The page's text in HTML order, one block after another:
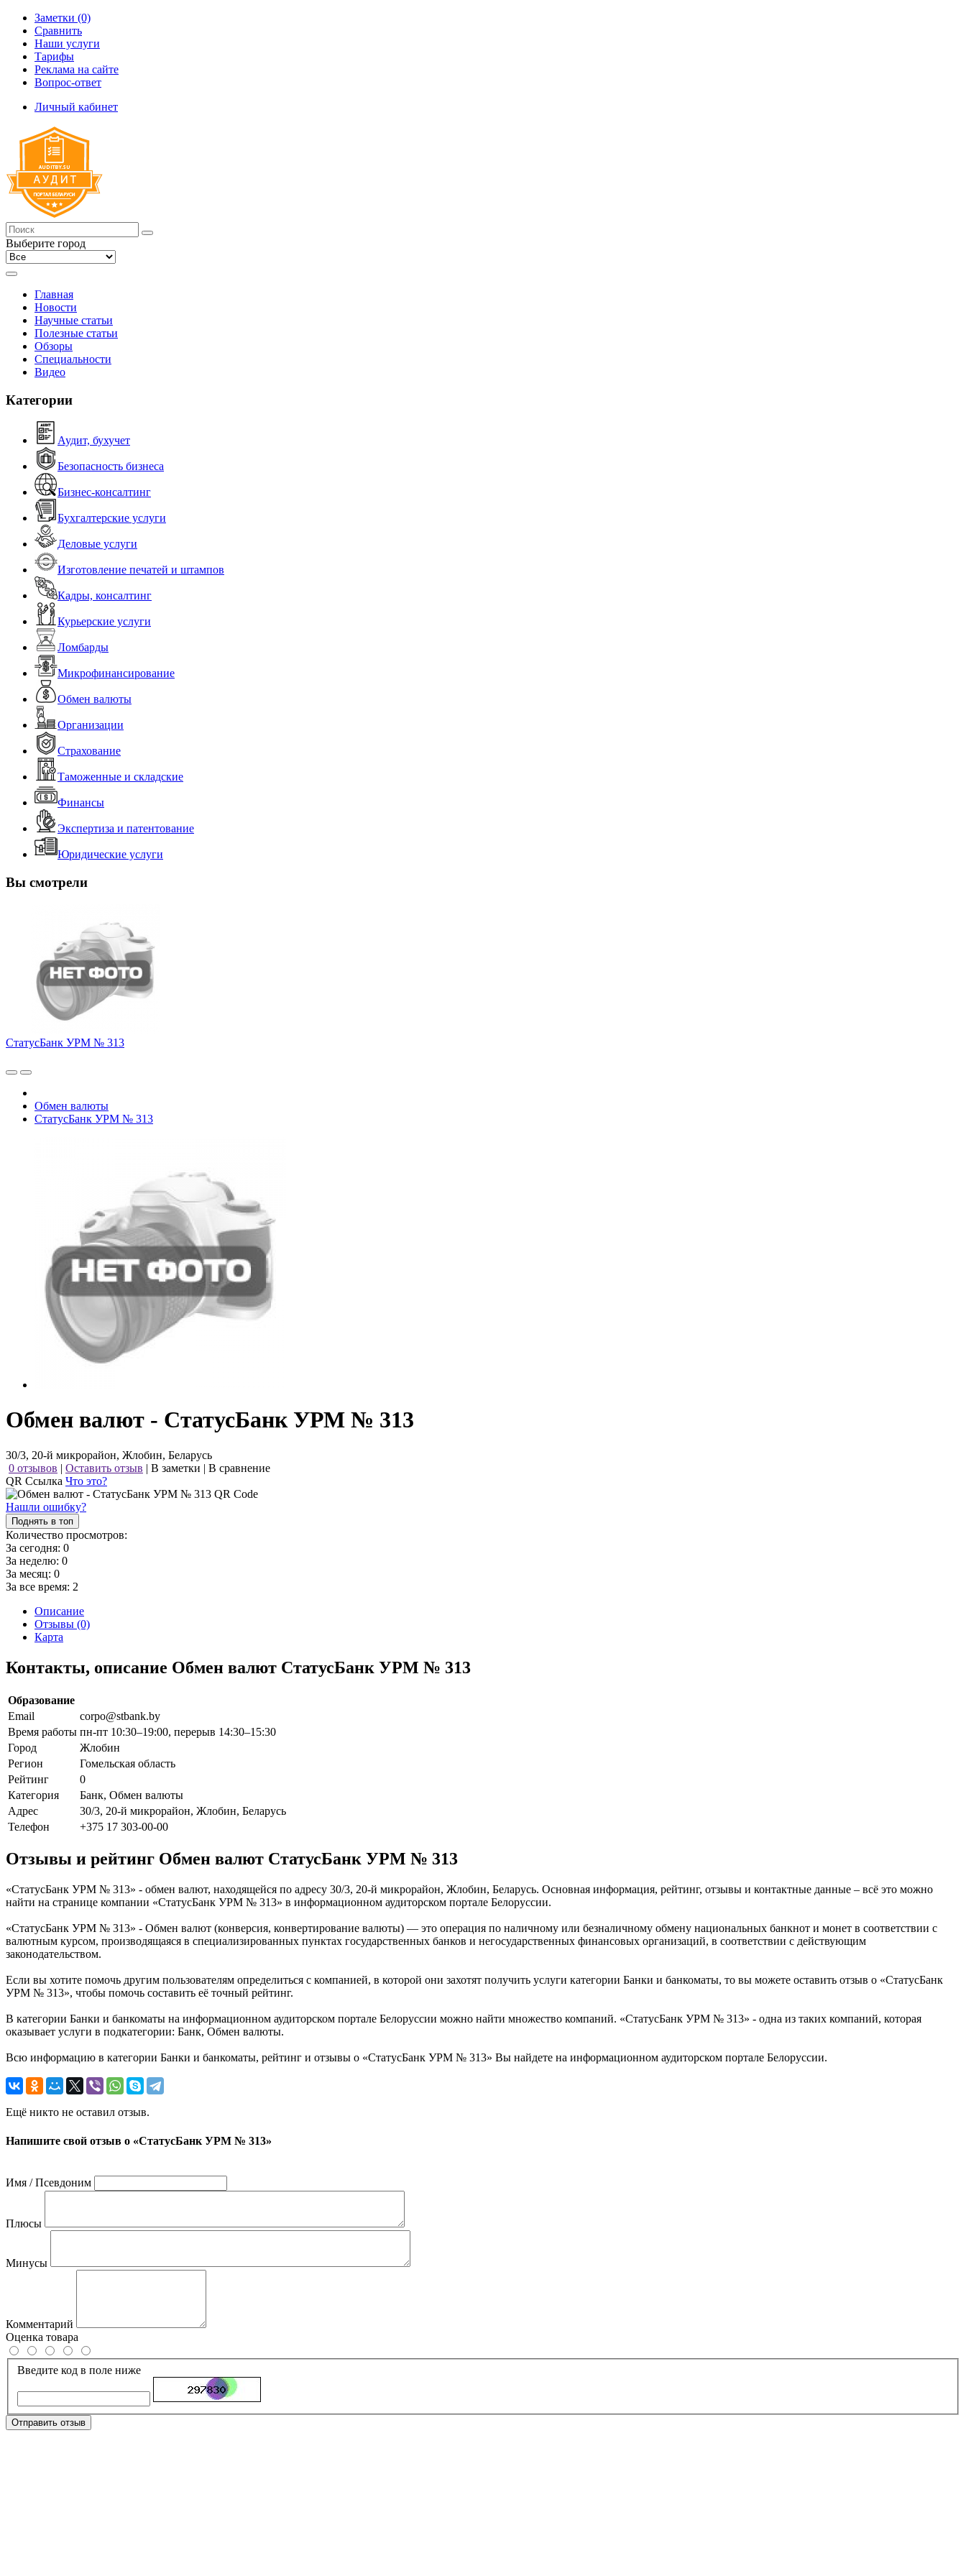
Заметки (0)
Сравнить
Наши услуги
Тарифы
Реклама на сайте
Вопрос-ответ
Личный кабинет
Выберите город
Главная
Новости
Научные статьи
Полезные статьи
Обзоры
Специальности
Видео
Категории
Аудит, бухучет
Безопасность бизнеса
Бизнес-консалтинг
Бухгалтерские услуги
Деловые услуги
Изготовление печатей и штампов
Кадры, консалтинг
Курьерские услуги
Ломбарды
Микрофинансирование
Обмен валюты
Организации
Страхование
Таможенные и складские
Финансы
Экспертиза и патентование
Юридические услуги
Вы смотрели
СтатусБанк УРМ № 313
Обмен валюты
СтатусБанк УРМ № 313
Обмен валют - СтатусБанк УРМ № 313
30/3, 20-й микрорайон, Жлобин, Беларусь
0 отзывов | Оставить отзыв | В заметки | В сравнение
QR Ссылка Что это?
Нашли ошибку?
Поднять в топ
Количество просмотров:
За сегодня: 0
За неделю: 0
За месяц: 0
За все время: 2
Описание
Отзывы (0)
Карта
Контакты, описание Обмен валют СтатусБанк УРМ № 313
Образование
Email
corpo@stbank.by
Время работы пн-пт 10:30–19:00, перерыв 14:30–15:30
Город
Жлобин
Регион
Гомельская область
Рейтинг
0
Категория
Банк, Обмен валюты
Адрес
30/3, 20-й микрорайон, Жлобин, Беларусь
Телефон
+375 17 303-00-00
Отзывы и рейтинг Обмен валют СтатусБанк УРМ № 313
«СтатусБанк УРМ № 313» - обмен валют, находящейся по адресу 30/3, 20-й микрорайон, Жлобин, Беларусь. Основная информация, рейтинг, отзывы и контактные данные – всё это можно
найти на странице компании «СтатусБанк УРМ № 313» в информационном аудиторском портале Белоруссии.
«СтатусБанк УРМ № 313» - Обмен валют (конверсия, конвертирование валюты) — это операция по наличному или безналичному обмену национальных банкнот и монет в соответствии с
валютным курсом, производящаяся в специализированных пунктах государственных банков и негосударственных финансовых организаций, в соответствии с действующим
законодательством.
Если вы хотите помочь другим пользователям определиться с компанией, в которой они захотят получить услуги категории Банки и банкоматы, то вы можете оставить отзыв о «СтатусБанк
УРМ № 313», чтобы помочь составить её точный рейтинг.
В категории Банки и банкоматы на информационном аудиторском портале Белоруссии можно найти множество компаний. «СтатусБанк УРМ № 313» - одна из таких компаний, которая
оказывает услуги в подкатегории: Банк, Обмен валюты.
Всю информацию в категории Банки и банкоматы, рейтинг и отзывы о «СтатусБанк УРМ № 313» Вы найдете на информационном аудиторском портале Белоруссии.
Ещё никто не оставил отзыв.
Напишите свой отзыв о «СтатусБанк УРМ № 313»
Имя / Псевдоним
Плюсы
Минусы
Комментарий
Оценка товара
Введите код в поле ниже
Отправить отзыв